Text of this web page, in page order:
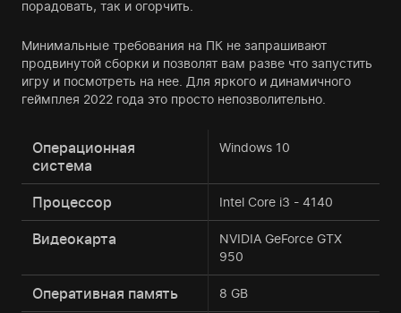
порадовать, так и огорчить.
Минимальные требования на ПК не запрашивают
продвинутой сборки и позволят вам разве что запустить
игру и посмотреть на нее. Для яркого и динамичного
геймплея 2022 года это просто непозволительно.
Операционная
система
Windows 10
Процессор Intel Core i3 - 4140
Видеокарта
NVIDIA GeForce GTX
950
Оперативная память 8 GB